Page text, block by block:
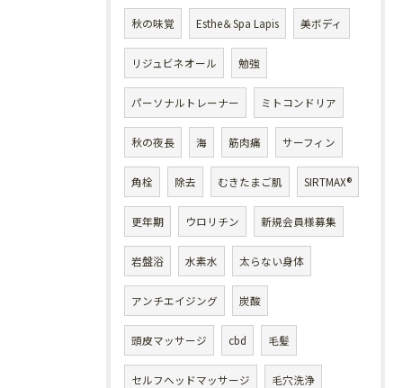
秋の味覚 Esthe＆Spa Lapis 美ボディ
リジュビネオール 勉強
パーソナルトレーナー ミトコンドリア
秋の夜長 海 筋肉痛 サーフィン
角栓 除去 むきたまご肌 SIRTMAX®
更年期 ウロリチン 新規会員様募集
岩盤浴 水素水 太らない身体
アンチエイジング 炭酸
頭皮マッサージ cbd 毛髪
セルフヘッドマッサージ 毛穴洗浄